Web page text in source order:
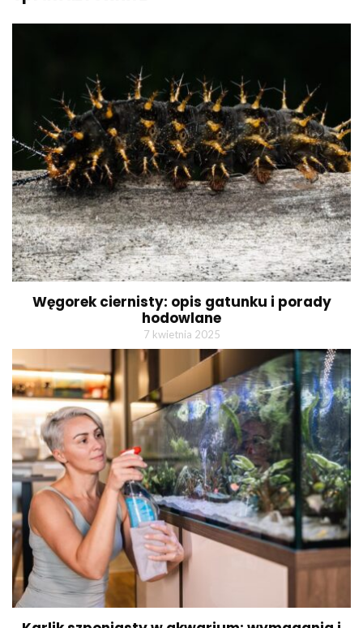
Węgorek ciernisty: opis gatunku i porady
hodowlane
7 kwietnia 2025